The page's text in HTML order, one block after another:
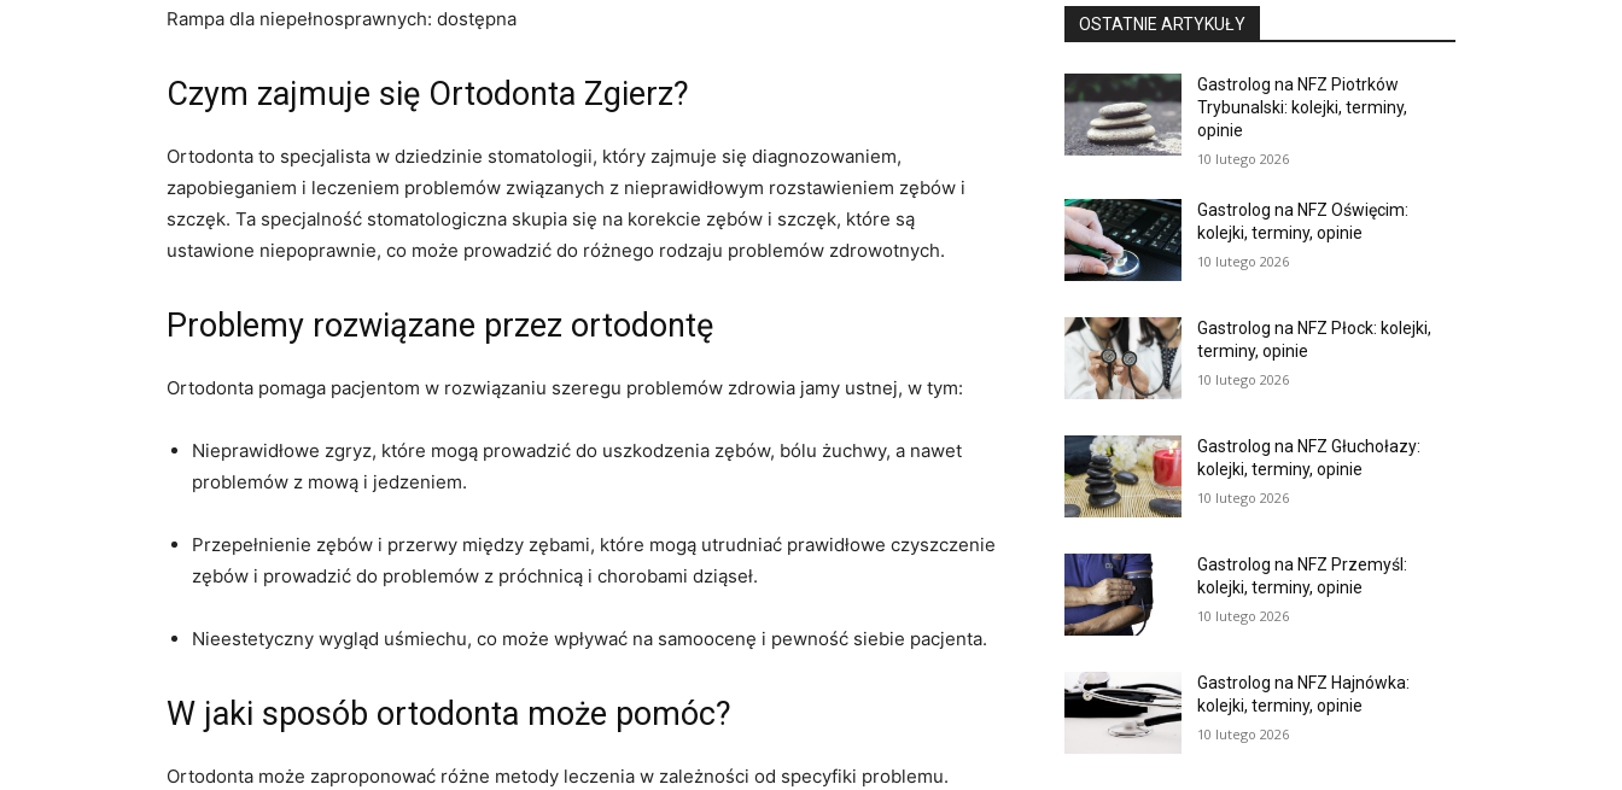
Rampa dla niepełnosprawnych: dostępna
Czym zajmuje się Ortodonta Zgierz?
Ortodonta to specjalista w dziedzinie stomatologii, który zajmuje się diagnozowaniem,
zapobieganiem i leczeniem problemów związanych z nieprawidłowym rozstawieniem zębów i
szczęk. Ta specjalność stomatologiczna skupia się na korekcie zębów i szczęk, które są
ustawione niepoprawnie, co może prowadzić do różnego rodzaju problemów zdrowotnych.
Problemy rozwiązane przez ortodontę
Ortodonta pomaga pacjentom w rozwiązaniu szeregu problemów zdrowia jamy ustnej, w tym:
Nieprawidłowe zgryz, które mogą prowadzić do uszkodzenia zębów, bólu żuchwy, a nawet
problemów z mową i jedzeniem.
Przepełnienie zębów i przerwy między zębami, które mogą utrudniać prawidłowe czyszczenie
zębów i prowadzić do problemów z próchnicą i chorobami dziąseł.
Nieestetyczny wygląd uśmiechu, co może wpływać na samoocenę i pewność siebie pacjenta.
W jaki sposób ortodonta może pomóc?
Ortodonta może zaproponować różne metody leczenia w zależności od specyfiki problemu.
OSTATNIE ARTYKUŁY
Gastrolog na NFZ Piotrków
Trybunalski: kolejki, terminy,
opinie
10 lutego 2026
Gastrolog na NFZ Oświęcim:
kolejki, terminy, opinie
10 lutego 2026
Gastrolog na NFZ Płock: kolejki,
terminy, opinie
10 lutego 2026
Gastrolog na NFZ Głuchołazy:
kolejki, terminy, opinie
10 lutego 2026
Gastrolog na NFZ Przemyśl:
kolejki, terminy, opinie
10 lutego 2026
Gastrolog na NFZ Hajnówka:
kolejki, terminy, opinie
10 lutego 2026